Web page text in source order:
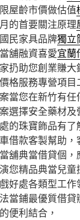
屋齡市價做估值
的首要關注原理
民家具品牌獨立
舖融資喜愛宜蘭
扔助您創業賺大
格服務專營項目
當您在新竹有任
選擇安全藥材及
的珠寶飾品有了
借款客製幫助，
舖典當借貸個，
您精品典當兒
好處各類型工
當鋪最優質借
便利結合，